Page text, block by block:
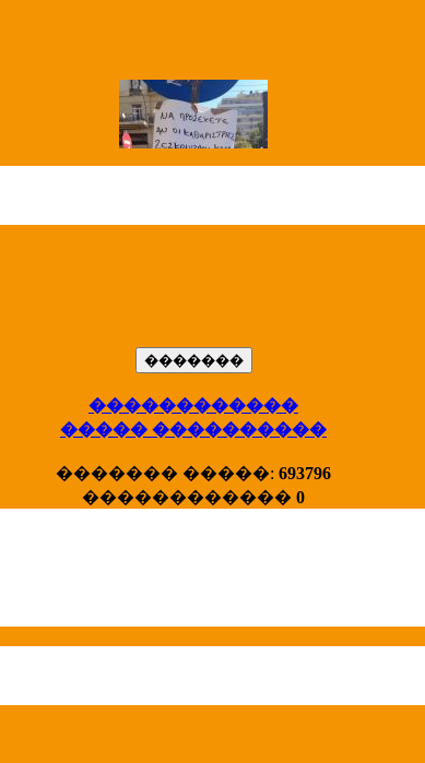
X�����
����� HotStat
...
������������
����� ����������
������� �����: 693796
������������ 0